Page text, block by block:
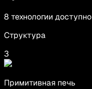
8 технологии доступно
Структура
3
Примитивная печь